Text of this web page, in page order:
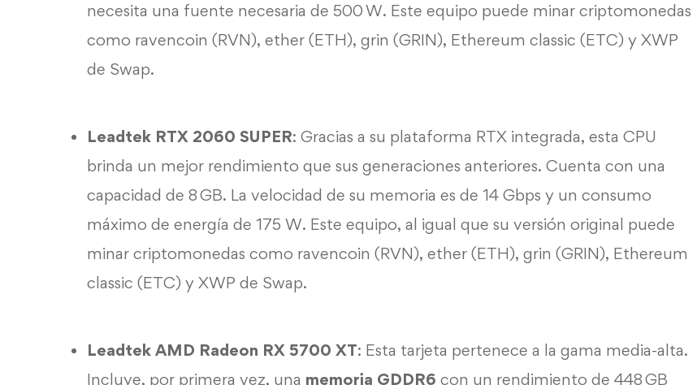
necesita una fuente necesaria de 500 W. Este equipo puede minar criptomonedas
como ravencoin (RVN), ether (ETH), grin (GRIN), Ethereum classic (ETC) y XWP
de Swap.
Leadtek RTX 2060 SUPER: Gracias a su plataforma RTX integrada, esta CPU
brinda un mejor rendimiento que sus generaciones anteriores. Cuenta con una
capacidad de 8 GB. La velocidad de su memoria es de 14 Gbps y un consumo
máximo de energía de 175 W. Este equipo, al igual que su versión original puede
minar criptomonedas como ravencoin (RVN), ether (ETH), grin (GRIN), Ethereum
classic (ETC) y XWP de Swap.
Leadtek AMD Radeon RX 5700 XT: Esta tarjeta pertenece a la gama media-alta.
Incluye, por primera vez, una memoria GDDR6 con un rendimiento de 448 GB